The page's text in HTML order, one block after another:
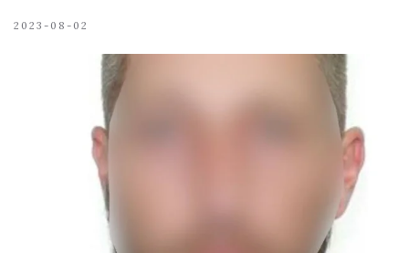
2023-08-02